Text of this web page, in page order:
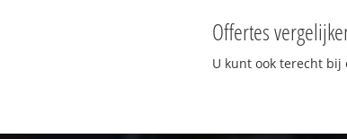
Offertes
U kunt ook terecht bij